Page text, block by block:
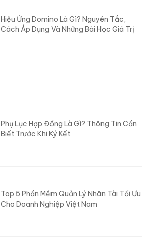
Hiệu Ứng Domino Là Gì? Nguyên Tắc,
Cách Áp Dụng Và Những Bài Học Giá Trị
Phụ Lục Hợp Đồng Là Gì? Thông Tin Cần
Biết Trước Khi Ký Kết
Top 5 Phần Mềm Quản Lý Nhân Tài Tối Ưu
Cho Doanh Nghiệp Việt Nam